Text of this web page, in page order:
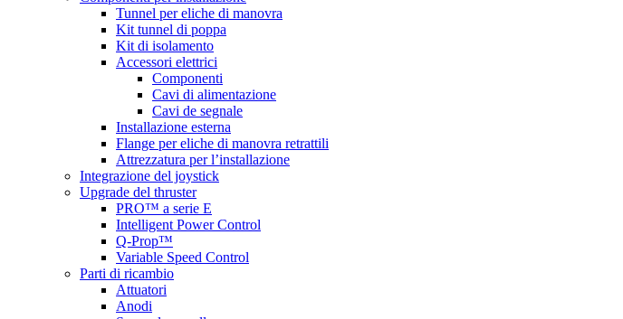
Tunnel per eliche di manovra
Kit tunnel di poppa
Kit di isolamento
Accessori elettrici
Componenti
Cavi di alimentazione
Cavi de segnale
Installazione esterna
Flange per eliche di manovra retrattili
Attrezzatura per l’installazione
Integrazione del joystick
Upgrade del thruster
PRO™ a serie E
Intelligent Power Control
Q-Prop™
Variable Speed Control
Parti di ricambio
Attuatori
Anodi